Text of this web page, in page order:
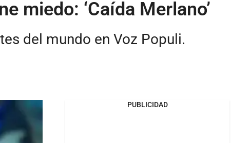
miedo: ‘Caída Merlano’
del mundo en Voz Populi.
PUBLICIDAD